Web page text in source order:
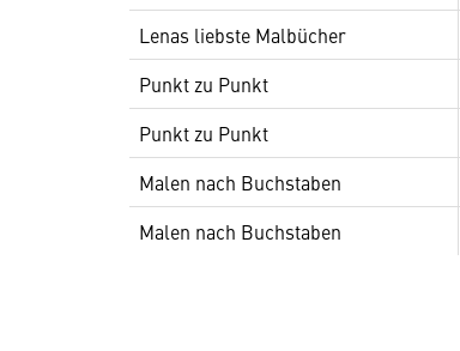
Lenas liebste Malbücher
Punkt zu Punkt
Punkt zu Punkt
Malen nach Buchstaben
Malen nach Buchstaben